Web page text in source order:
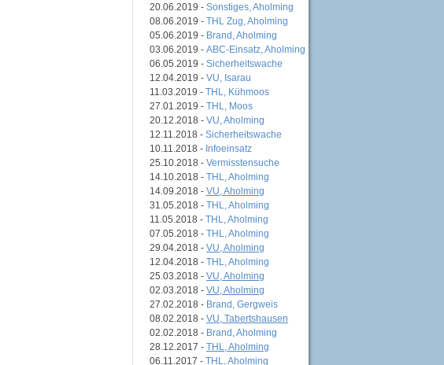
20.06.2019 - Sonstiges, Aholming
08.06.2019 - THL Zug, Aholming
05.06.2019 - Brand, Aholming
03.06.2019 - ABC-Einsatz, Aholming
06.05.2019 - Sicherheitswache
12.04.2019 - VU, Isarau
11.03.2019 - THL, Kühmoos
27.01.2019 - THL, Moos
20.12.2018 - VU, Aholming
12.11.2018 - Sicherheitswache
10.11.2018 - Infoeinsatz
25.10.2018 - Vermisstensuche
14.10.2018 - THL, Aholming
14.09.2018 - VU, Aholming
31.05.2018 - THL, Aholming
11.05.2018 - THL, Aholming
07.05.2018 - THL, Aholming
29.04.2018 - VU, Aholming
12.04.2018 - THL, Aholming
25.03.2018 - VU, Aholming
02.03.2018 - VU, Aholming
27.02.2018 - Brand, Gergweis
08.02.2018 - VU, Tabertshausen
02.02.2018 - Brand, Aholming
28.12.2017 - THL, Aholming
06.11.2017 - THL, Aholming